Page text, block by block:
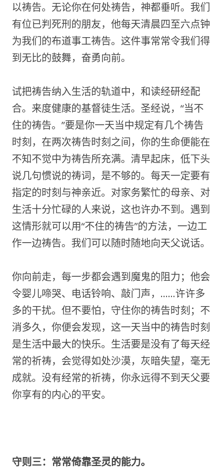
以祷告。无论你在何处祷告，神都垂听。我们
有位已判死刑的朋友，他每天清晨四至六点钟
为我们的布道事工祷告。这件事常常令我们得
到无比的鼓舞，奋勇向前。
试把祷告纳入生活的轨道中，和读经研经配
合。来度健康的基督徒生活。圣经说，“当不
住的祷告。”要是你一天当中规定有几个祷告
时刻，在两次祷告时刻之间，你的生命便能在
不知不觉中为祷告所充满。清早起床，低下头
说几句惯说的祷词，是不够的。每天一定要有
指定的时刻与神亲近。对家务繁忙的母亲、对
生活十分忙碌的人来说，这也许办不到。遇到
这情形就可以用“不住的祷告”的方法，一边工
作一边祷告。我们可以随时随地向天父说话。
你向前走，每一步都会遇到魔鬼的阻力；他会
令婴儿啼哭、电话铃响、敲门声，……许许多
多的干扰。但不要怕，守住你的祷告时刻；不
消多久，你便会发现，这一天当中的祷告时刻
是生活中最大的快乐。生活要是没有了每天经
常的祈祷，会觉得如处沙漠，灰暗失望，毫无
成就。没有经常的祈祷，你永远得不到天父要
你享有的内心的平安。
守则三：常常倚靠圣灵的能力。